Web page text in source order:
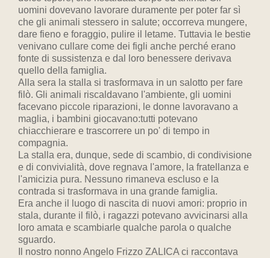
uomini dovevano lavorare duramente per poter far sì
che gli animali stessero in salute; occorreva mungere,
dare fieno e foraggio, pulire il letame. Tuttavia le bestie
venivano cullare come dei figli anche perché erano
fonte di sussistenza e dal loro benessere derivava
quello della famiglia.
Alla sera la stalla si trasformava in un salotto per fare
filò. Gli animali riscaldavano l'ambiente, gli uomini
facevano piccole riparazioni, le donne lavoravano a
maglia, i bambini giocavano:tutti potevano
chiacchierare e trascorrere un po' di tempo in
compagnia.
La stalla era, dunque, sede di scambio, di condivisione
e di convivialità, dove regnava l'amore, la fratellanza e
l'amicizia pura. Nessuno rimaneva escluso e la
contrada si trasformava in una grande famiglia.
Era anche il luogo di nascita di nuovi amori: proprio in
stala, durante il filò, i ragazzi potevano avvicinarsi alla
loro amata e scambiarle qualche parola o qualche
sguardo.
Il nostro nonno Angelo Frizzo ZALICA ci raccontava